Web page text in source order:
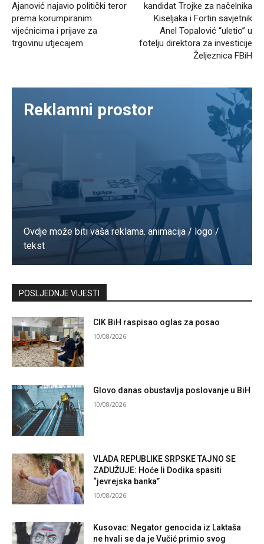
Ajanović najavio politički teror
prema korumpiranim
vijećnicima i prijave za
trgovinu utjecajem
kandidat Trojke za načelnika
Kiseljaka i Fortin savjetnik
Anel Topalović “uletio” u
fotelju direktora za investicije
Željeznica FBiH
Reklamni prostor
Ovdje može biti vaša reklama. animacija / logo /
tekst
Kontaktirajte nas
POSLJEDNJE VIJESTI
CIK BiH raspisao oglas za posao
10/08/2026
Glovo danas obustavlja poslovanje u BiH
10/08/2026
VLADA REPUBLIKE SRPSKE TAJNO SE
ZADUŽUJE: Hoće li Dodika spasiti
“jevrejska banka”
10/08/2026
Kusovac: Negator genocida iz Laktaša
ne hvali se da je Vučić primio svog